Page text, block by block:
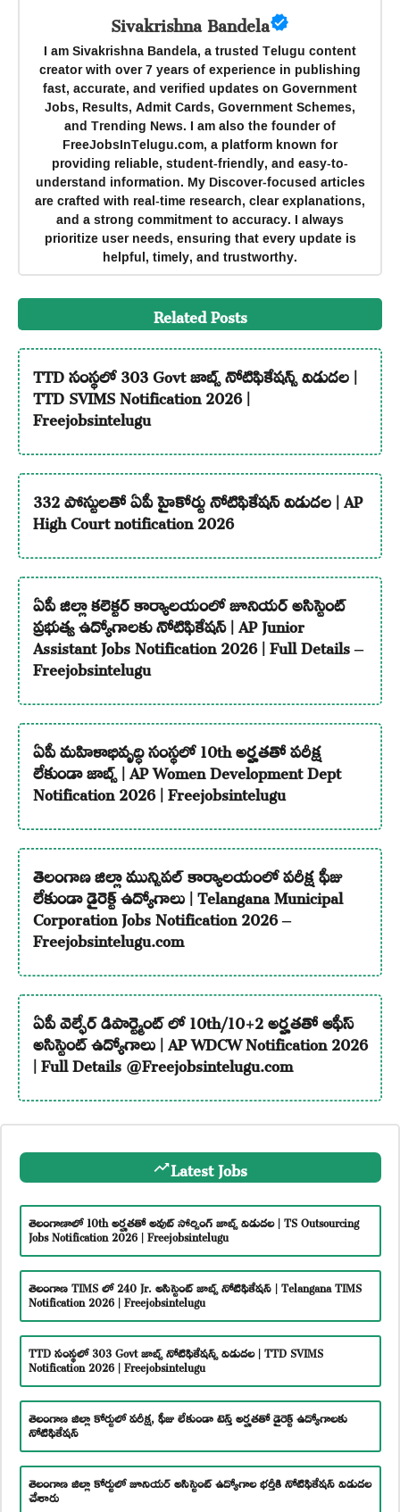
Sivakrishna Bandela
I am Sivakrishna Bandela, a trusted Telugu content
creator with over 7 years of experience in publishing
fast, accurate, and verified updates on Government
Jobs, Results, Admit Cards, Government Schemes,
and Trending News. I am also the founder of
FreeJobsInTelugu.com, a platform known for
providing reliable, student-friendly, and easy-to-
understand information. My Discover-focused articles
are crafted with real-time research, clear explanations,
and a strong commitment to accuracy. I always
prioritize user needs, ensuring that every update is
helpful, timely, and trustworthy.
Related Posts
TTD సంస్థలో 303 Govt జాబ్స్ నోటిఫికేషన్స్ విడుదల |
TTD SVIMS Notification 2026 |
Freejobsintelugu
332 పోస్టులతో ఏపీ హైకోర్టు నోటిఫికేషన్ విడుదల | AP
High Court notification 2026
ఏపీ జిల్లా కలెక్టర్ కార్యాలయంలో జూనియర్ అసిస్టెంట్
ప్రభుత్వ ఉద్యోగాలకు నోటిఫికేషన్ | AP Junior
Assistant Jobs Notification 2026 | Full Details –
Freejobsintelugu
ఏపీ మహిళాభివృద్ధి సంస్థలో 10th అర్హతతో పరీక్ష
లేకుండా జాబ్స్ | AP Women Development Dept
Notification 2026 | Freejobsintelugu
తెలంగాణ జిల్లా మున్సిపల్ కార్యాలయంలో పరీక్ష ఫీజు
లేకుండా డైరెక్ట్ ఉద్యోగాలు | Telangana Municipal
Corporation Jobs Notification 2026 –
Freejobsintelugu.com
ఏపీ వెల్ఫేర్ డిపార్ట్మెంట్ లో 10th/10+2 అర్హతతో ఆఫీస్
అసిస్టెంట్ ఉద్యోగాలు | AP WDCW Notification 2026
| Full Details @Freejobsintelugu.com
Latest Jobs
తెలంగాణాలో 10th అర్హతతో అవుట్ సోర్సింగ్ జాబ్స్ విడుదల | TS Outsourcing
Jobs Notification 2026 | Freejobsintelugu
తెలంగాణ TIMS లో 240 Jr. అసిస్టెంట్ జాబ్స్ నోటిఫికేషన్ | Telangana TIMS
Notification 2026 | Freejobsintelugu
TTD సంస్థలో 303 Govt జాబ్స్ నోటిఫికేషన్స్ విడుదల | TTD SVIMS
Notification 2026 | Freejobsintelugu
తెలంగాణ జిల్లా కోర్టులో పరీక్ష, ఫీజు లేకుండా టెన్త్ అర్హతతో డైరెక్ట్ ఉద్యోగాలకు
నోటిఫికేషన్
తెలంగాణ జిల్లా కోర్టులో జూనియర్ అసిస్టెంట్ ఉద్యోగాల భర్తీకి నోటిఫికేషన్ విడుదల
చేశారు